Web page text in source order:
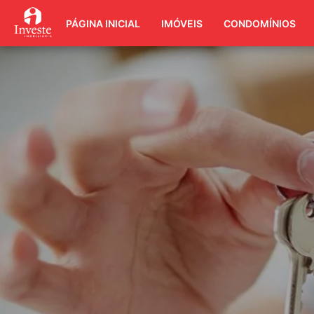
PÁGINA INICIAL IMÓVEIS CONDOMÍNIOS